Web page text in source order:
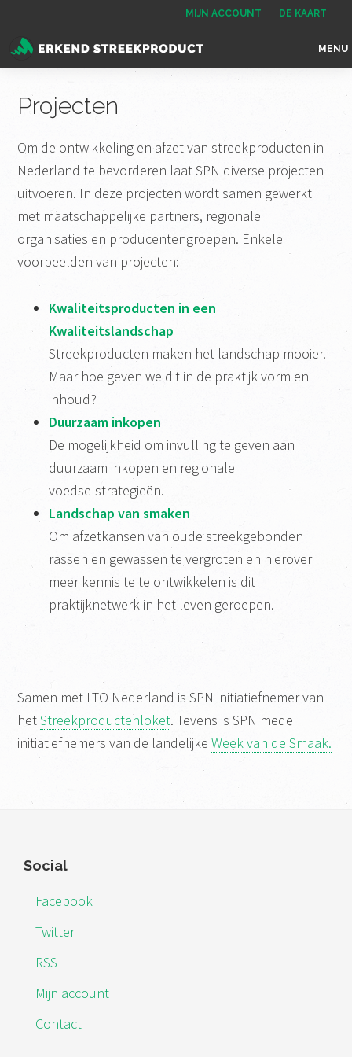
naar
de
naar
de
inhoud
naar
de
MIJN ACCOUNT DE KAART
Erkend
het
enige
onafhankelijke
landelijke
keurmerk
voor
streekproducten
MENU
Projecten
Om de ontwikkeling en afzet van streekproducten in
Nederland te bevorderen laat SPN diverse projecten
uitvoeren. In deze projecten wordt samen gewerkt
met maatschappelijke partners, regionale
organisaties en producentengroepen. Enkele
voorbeelden van projecten:
Kwaliteitsproducten in een
Kwaliteitslandschap
Streekproducten maken het landschap mooier.
Maar hoe geven we dit in de praktijk vorm en
inhoud?
Duurzaam inkopen
De mogelijkheid om invulling te geven aan
duurzaam inkopen en regionale
voedselstrategieën.
Landschap van smaken
Om afzetkansen van oude streekgebonden
rassen en gewassen te vergroten en hierover
meer kennis te te ontwikkelen is dit
praktijknetwerk in het leven geroepen.
Samen met LTO Nederland is SPN initiatiefnemer van
hetStreekproductenloket. Tevens is SPN mede
initiatiefnemers van de landelijkeWeek van de Smaak.
Footer
Social
Facebook
Twitter
RSS
Mijn account
Contact